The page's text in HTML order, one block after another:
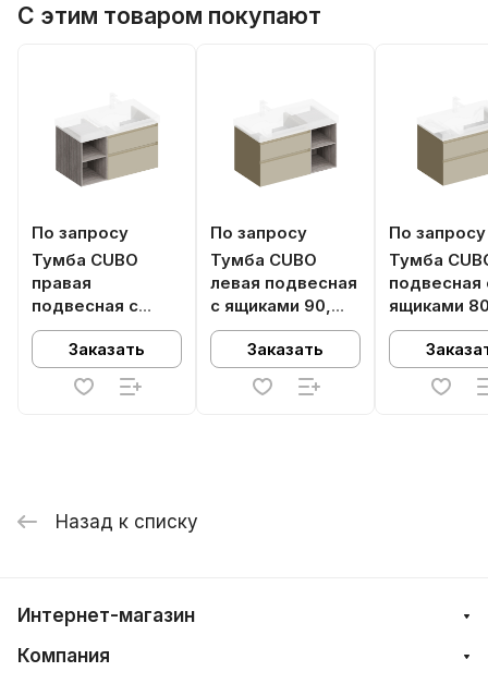
С этим товаром покупают
По запросу
Тумба CUBO
правая
подвесная с
ящиками 90,
лимо матовая-
древесная
Заказать
По запросу
Тумба CUBO
левая подвесная
с ящиками 90,
лимо матовая-
древесная
Заказать
По запросу
Тумба
подвесная
ящиками
лимо
Назад к списку
Интернет-магазин
Компания